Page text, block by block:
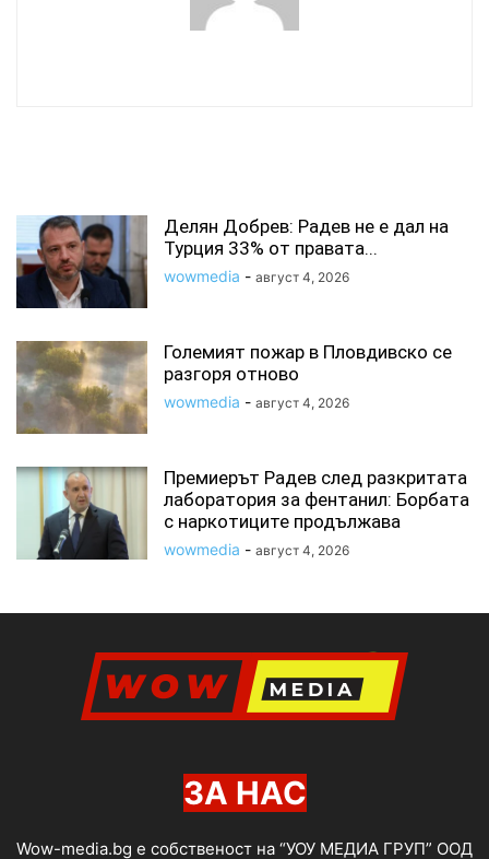
Делян Добрев: Радев не е дал на
Турция 33% от правата...
wowmedia - август 4, 2026
Големият пожар в Пловдивско се
разгоря отново
wowmedia - август 4, 2026
Премиерът Радев след разкритата
лаборатория за фентанил: Борбата
с наркотиците продължава
wowmedia - август 4, 2026
ЗА НАС
Wow-media.bg е собственост на “УОУ МЕДИА ГРУП” ООД